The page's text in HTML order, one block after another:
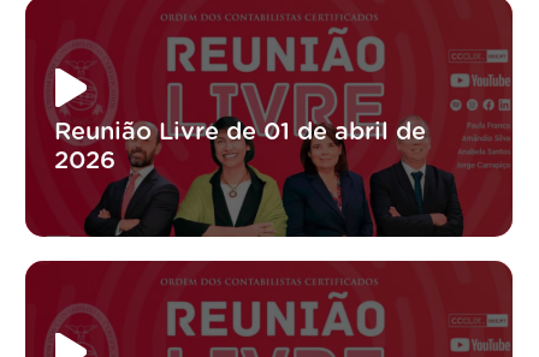
Reunião Livre de 01 de abril de
2026